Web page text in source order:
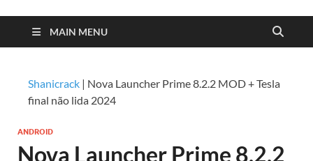
MAIN MENU
Shanicrack | Nova Launcher Prime 8.2.2 MOD + Tesla
final não lida 2024
ANDROID
Nova Launcher Prime 8.2.2